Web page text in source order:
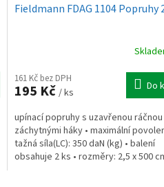
Fieldmann FDAG 1104 Popruhy
161 Kč bez DPH
195 Kč / ks Do
upínací popruhy s uzavřenou ráčnou
záchytnými háky • maximální
tažná síla(LC): 350 daN (kg) • balení
obsahuje 2 ks • rozměry: 2,5 x 500